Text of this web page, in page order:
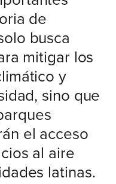
de
busca
mitigar los
y
sino que
el acceso
al aire
latinas.